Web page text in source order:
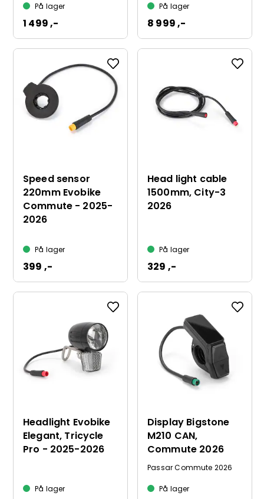
På lager
1 499 ,-
På lager
8 999 ,-
Speed sensor
220mm Evobike
Commute - 2025-
2026
På lager
399 ,-
Head light cable
1500mm, City-3
2026
På lager
329 ,-
Headlight Evobike
Elegant, Tricycle
Pro - 2025-2026
På lager
Display Bigstone
M210 CAN,
Commute 2026
Passar Commute 2026
På lager